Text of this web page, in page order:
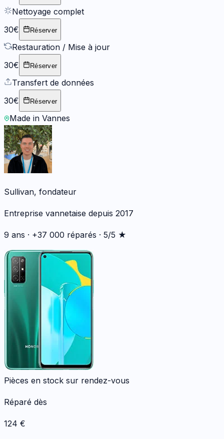
Nettoyage complet
30€
Réserver
Restauration / Mise à jour
30€
Réserver
Transfert de données
30€
Réserver
Made in Vannes
Sullivan, fondateur
Entreprise vannetaise depuis 2017
9 ans · +37 000 réparés · 5/5 ★
Pièces en stock sur rendez-vous
Réparé dès
124 €